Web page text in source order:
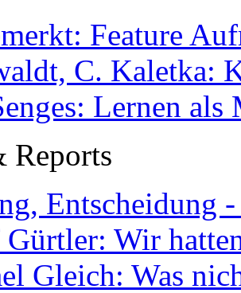
Feature
C. Kaletka:
Lernen als
Reports
Entscheidung
Wir
Gleich: Was